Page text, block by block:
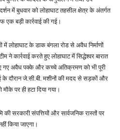
में बुधवार को लोहाघाट तहसील क्षेत्र के अंतर्गत
एक बड़ी कार्रवाई की गई।
लोहाघाट के डाक बंगला रोड से अवैध निर्माणों
ने कार्रवाई करते हुए लोहाघाट में सिद्धेश्वर बारात
गए अवैध पक्के और कच्चे अतिक्रमण को भी पूरी
के दौरान जे.सी.बी. मशीनों की मदद से सड़कों और
पर ही हटा दिया गया।
सरकारी संपत्तियों और सार्वजनिक रास्तों पर
किया जाएगा।